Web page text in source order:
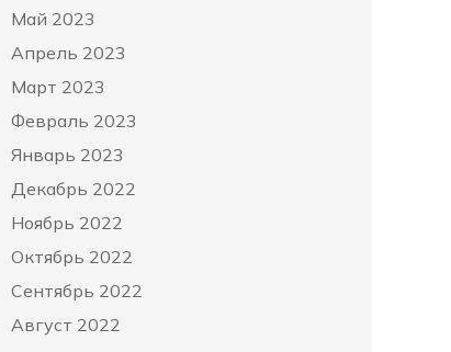
Май 2023
Апрель 2023
Март 2023
Февраль 2023
Январь 2023
Декабрь 2022
Ноябрь 2022
Октябрь 2022
Сентябрь 2022
Август 2022